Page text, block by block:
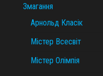
Змагання
Арнольд Класік
Містер Всесвіт
Містер Олімпія